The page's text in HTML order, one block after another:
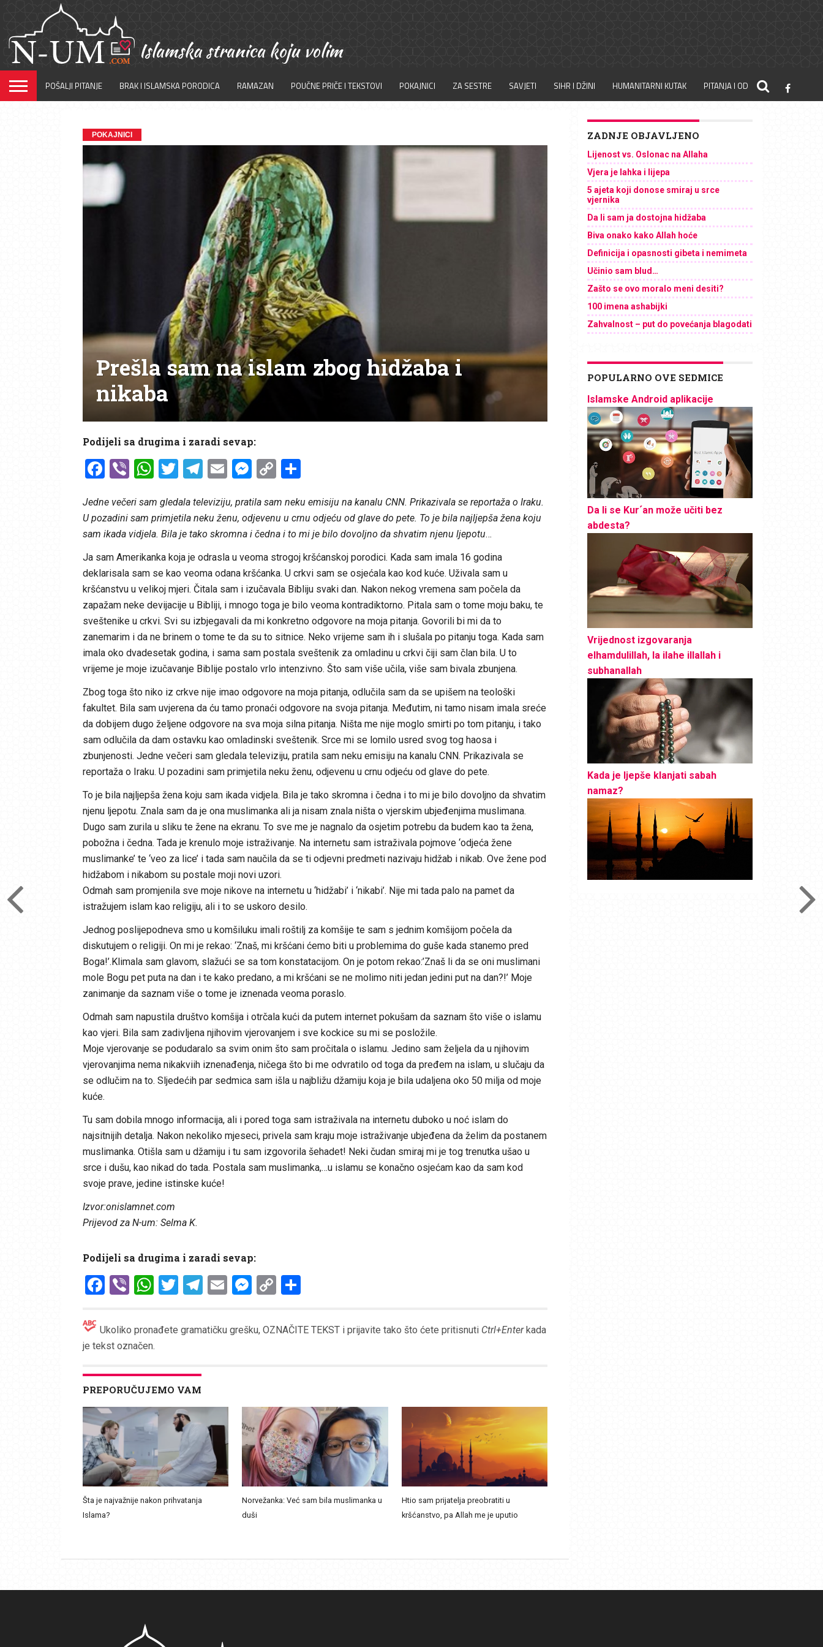
POŠALJI PITANJE BRAK I ISLAMSKA PORODICA RAMAZAN POUČNE PRIČE I TEKSTOVI POKAJNICI ZA SESTRE SAVJETI SIHR I DŽINI HUMANITARNI KUTAK PITANJA I ODGOVORI
POKAJNICI
Prešla sam na islam zbog hidžaba i
nikaba
Podijeli sa drugima i zaradi sevap:
Facebook
ViberWhatsApp
Twitter
Telegram
EmailMessenger
CopyShare
Jedne večeri sam gledala televiziju, pratila sam neku emisiju na kanalu CNN. Prikazivala se reportaža o Iraku.
U pozadini sam primjetila neku ženu, odjevenu u crnu odjeću od glave do pete. To je bila najljepša žena koju
sam ikada vidjela. Bila je tako skromna i čedna i to mi je bilo dovoljno da shvatim njenu ljepotu…
Ja sam Amerikanka koja je odrasla u veoma strogoj kršćanskoj porodici. Kada sam imala 16 godina
deklarisala sam se kao veoma odana kršćanka. U crkvi sam se osjećala kao kod kuće. Uživala sam u
kršćanstvu u velikoj mjeri. Čitala sam i izučavala Bibliju svaki dan. Nakon nekog vremena sam počela da
zapažam neke devijacije u Bibliji, i mnogo toga je bilo veoma kontradiktorno. Pitala sam o tome moju baku, te
sveštenike u crkvi. Svi su izbjegavali da mi konkretno odgovore na moja pitanja. Govorili bi mi da to
zanemarim i da ne brinem o tome te da su to sitnice. Neko vrijeme sam ih i slušala po pitanju toga. Kada sam
imala oko dvadesetak godina, i sama sam postala sveštenik za omladinu u crkvi čiji sam član bila. U to
vrijeme je moje izučavanje Biblije postalo vrlo intenzivno. Što sam više učila, više sam bivala zbunjena.
Zbog toga što niko iz crkve nije imao odgovore na moja pitanja, odlučila sam da se upišem na teološki
fakultet. Bila sam uvjerena da ću tamo pronaći odgovore na svoja pitanja. Međutim, ni tamo nisam imala sreće
da dobijem dugo željene odgovore na sva moja silna pitanja. Ništa me nije moglo smirti po tom pitanju, i tako
sam odlučila da dam ostavku kao omladinski sveštenik. Srce mi se lomilo usred svog tog haosa i
zbunjenosti. Jedne večeri sam gledala televiziju, pratila sam neku emisiju na kanalu CNN. Prikazivala se
reportaža o Iraku. U pozadini sam primjetila neku ženu, odjevenu u crnu odjeću od glave do pete.
To je bila najljepša žena koju sam ikada vidjela. Bila je tako skromna i čedna i to mi je bilo dovoljno da shvatim
njenu ljepotu. Znala sam da je ona muslimanka ali ja nisam znala ništa o vjerskim ubjeđenjima muslimana.
Dugo sam zurila u sliku te žene na ekranu. To sve me je nagnalo da osjetim potrebu da budem kao ta žena,
pobožna i čedna. Tada je krenulo moje istraživanje. Na internetu sam istraživala pojmove ‘odjeća žene
muslimanke’ te ‘veo za lice’ i tada sam naučila da se ti odjevni predmeti nazivaju hidžab i nikab. Ove žene pod
hidžabom i nikabom su postale moji novi uzori.
Odmah sam promjenila sve moje nikove na internetu u ‘hidžabi’ i ‘nikabi’. Nije mi tada palo na pamet da
istražujem islam kao religiju, ali i to se uskoro desilo.
Jednog poslijepodneva smo u komšiluku imali roštilj za komšije te sam s jednim komšijom počela da
diskutujem o religiji. On mi je rekao: ‘Znaš, mi kršćani ćemo biti u problemima do guše kada stanemo pred
Boga!’.Klimala sam glavom, slažući se sa tom konstatacijom. On je potom rekao:’Znaš li da se oni muslimani
mole Bogu pet puta na dan i te kako predano, a mi kršćani se ne molimo niti jedan jedini put na dan?!’ Moje
zanimanje da saznam više o tome je iznenada veoma poraslo.
Odmah sam napustila društvo komšija i otrčala kući da putem internet pokušam da saznam što više o islamu
kao vjeri. Bila sam zadivljena njihovim vjerovanjem i sve kockice su mi se posložile.
Moje vjerovanje se podudaralo sa svim onim što sam pročitala o islamu. Jedino sam željela da u njihovim
vjerovanjima nema nikakviih iznenađenja, ničega što bi me odvratilo od toga da pređem na islam, u slučaju da
se odlučim na to. Sljedećih par sedmica sam išla u najbližu džamiju koja je bila udaljena oko 50 milja od moje
kuće.
Tu sam dobila mnogo informacija, ali i pored toga sam istraživala na internetu duboko u noć islam do
najsitnijih detalja. Nakon nekoliko mjeseci, privela sam kraju moje istraživanje ubjeđena da želim da postanem
muslimanka. Otišla sam u džamiju i tu sam izgovorila šehadet! Neki čudan smiraj mi je tog trenutka ušao u
srce i dušu, kao nikad do tada. Postala sam muslimanka,…u islamu se konačno osjećam kao da sam kod
svoje prave, jedine istinske kuće!
Izvor:onislamnet.com
Prijevod za N-um: Selma K.
Podijeli sa drugima i zaradi sevap:
Facebook
ViberWhatsApp
Twitter
Telegram
EmailMessenger
CopyShare
Ukoliko pronađete gramatičku grešku, OZNAČITE TEKST i prijavite tako što ćete pritisnuti Ctrl+Enterkada
je tekst označen.
PREPORUČUJEMO VAM
Šta je najvažnije nakon prihvatanja
Islama?
Norvežanka: Već sam bila muslimanka u
duši
Htio sam prijatelja preobratiti u
kršćanstvo, pa Allah me je uputio
ZADNJE OBJAVLJENO
Lijenost vs. Oslonac na Allaha
Vjera je lahka i lijepa
5 ajeta koji donose smiraj u srce
vjernika
Da li sam ja dostojna hidžaba
Biva onako kako Allah hoće
Definicija i opasnosti gibeta i nemimeta
Učinio sam blud…
Zašto se ovo moralo meni desiti?
100 imena ashabijki
Zahvalnost – put do povećanja blagodati
POPULARNO OVE SEDMICE
Islamske Android aplikacije
Da li se Kur´an može učiti bez
abdesta?
Vrijednost izgovaranja
elhamdulillah, la ilahe illallah i
subhanallah
Kada je ljepše klanjati sabah
namaz?